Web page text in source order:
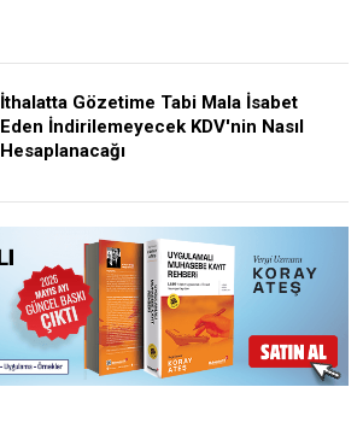
İthalatta Gözetime Tabi Mala İsabet
Eden İndirilemeyecek KDV'nin Nasıl
Hesaplanacağı